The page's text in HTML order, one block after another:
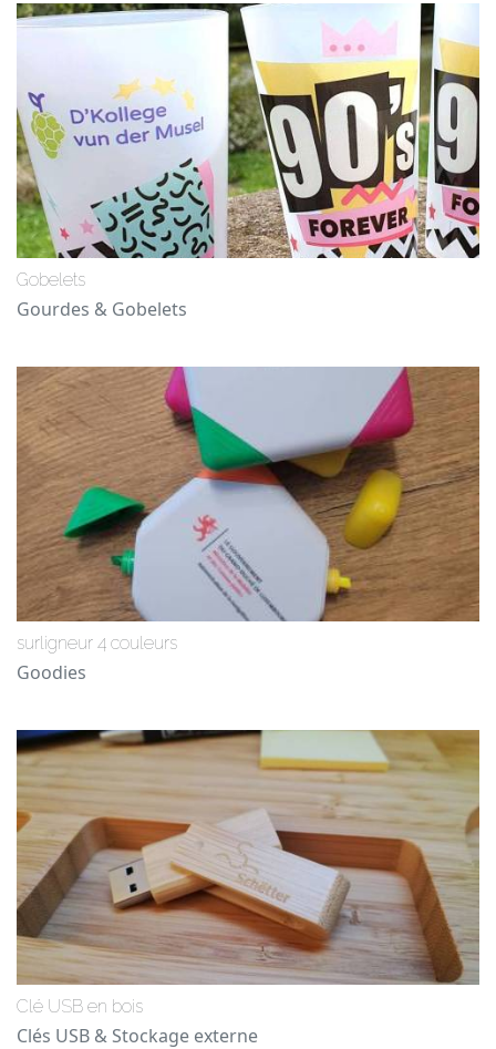
Gobelets
Gourdes & Gobelets
surligneur 4 couleurs
Goodies
Clé USB en bois
Clés USB & Stockage externe